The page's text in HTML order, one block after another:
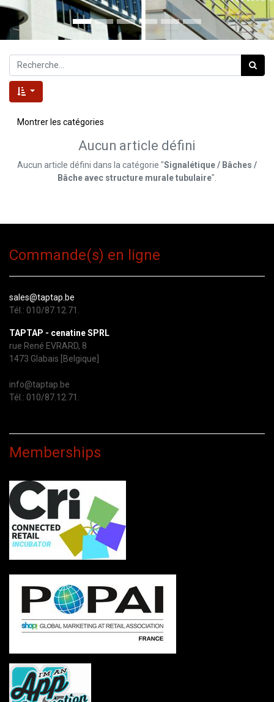
Montrer les catégories
Aucun article défini
Aucun article défini dans la catégorie "Signalétique / Bâches /
Bâche avec structure murale tubulaire".
Commande(s) en ligne
sales@taptap.be
Tél.: 010/87.12.71.
TAPTAP - cenatine SPRL
rue René EVRARD, 8
1473 Glabais [Belgique]
info@taptap.be
Tél.: 010/87.12.71.
Memberships